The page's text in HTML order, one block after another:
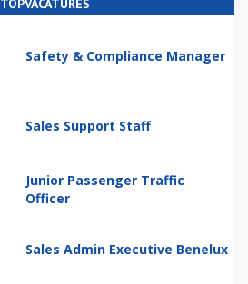
TOPVACATURES
Safety & Compliance Manager
Sales Support Staff
Junior Passenger Traffic
Officer
Sales Admin Executive Benelux